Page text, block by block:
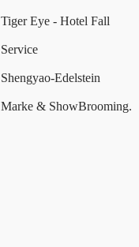
Tiger Eye - Hotel Fall
Service
Shengyao-Edelstein
Marke & ShowBrooming.